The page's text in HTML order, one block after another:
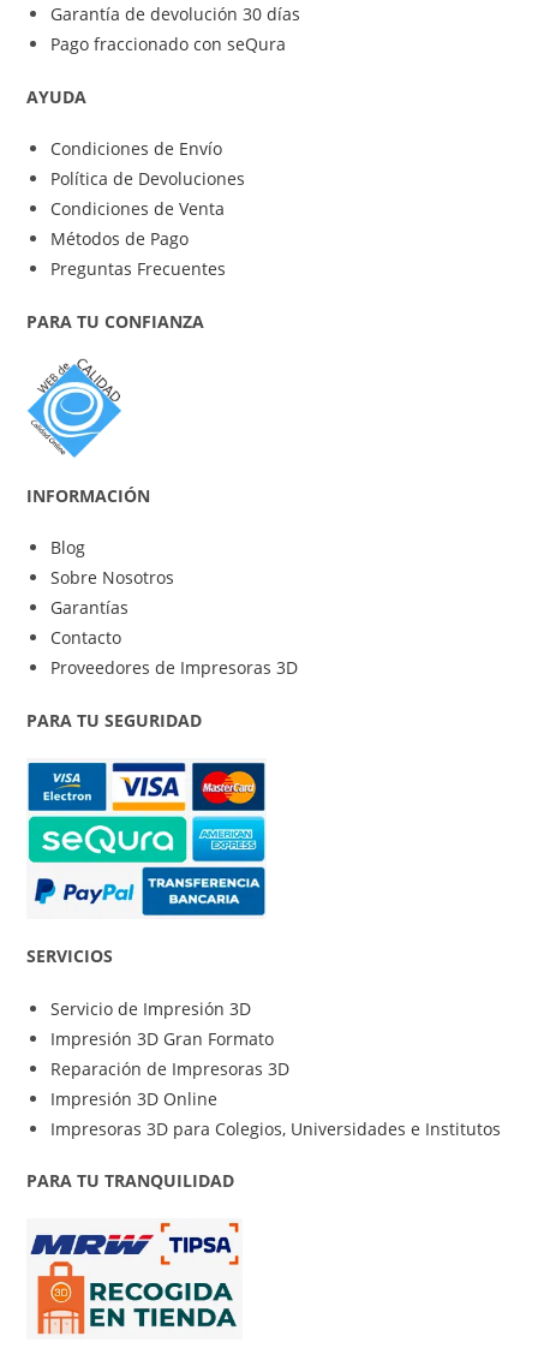
Garantía de devolución 30 días
Pago fraccionado con seQura
AYUDA
Condiciones de Envío
Política de Devoluciones
Condiciones de Venta
Métodos de Pago
Preguntas Frecuentes
PARA TU CONFIANZA
INFORMACIÓN
Blog
Sobre Nosotros
Garantías
Contacto
Proveedores de Impresoras 3D
PARA TU SEGURIDAD
SERVICIOS
Servicio de Impresión 3D
Impresión 3D Gran Formato
Reparación de Impresoras 3D
Impresión 3D Online
Impresoras 3D para Colegios, Universidades e Institutos
PARA TU TRANQUILIDAD